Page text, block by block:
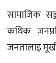
सामाजिक
कथिक
जनतालाइ